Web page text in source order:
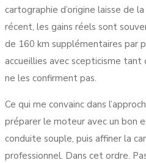
cartographie d’origine laisse de
récent, les gains réels sont
de 160 km supplémentaires par
accueillies avec scepticisme
ne les confirment pas.
Ce qui me convainc dans
préparer le moteur avec un bon
conduite souple, puis affiner la
professionnel. Dans cet ordre.